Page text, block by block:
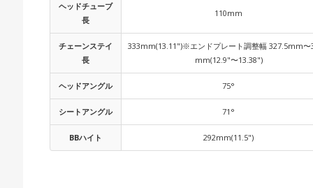
ヘッドチューブ
長
110mm
チェーンステイ
長
333mm(13.11")※エンドプレート調整幅 327.5mm〜
mm(12.9"〜13.38")
ヘッドアングル 75°
シートアングル 71°
BBハイト 292mm(11.5")